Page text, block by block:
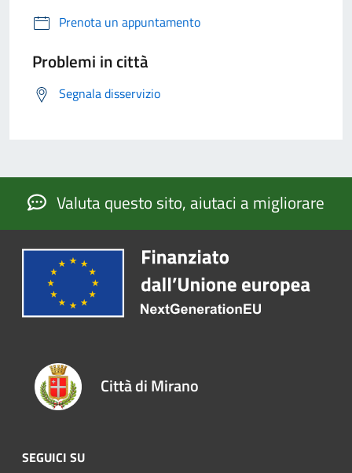
Prenota un appuntamento
Problemi in città
Segnala disservizio
Valuta questo sito, aiutaci a migliorare
Città di Mirano
SEGUICI SU